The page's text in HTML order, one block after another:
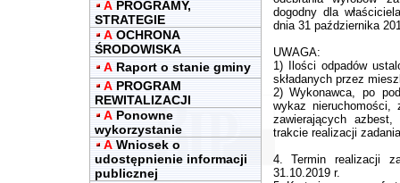
A PROGRAMY,
STRATEGIE
A OCHRONA
ŚRODOWISKA
A Raport o stanie gminy
A PROGRAM
REWITALIZACJI
A Ponowne
wykorzystanie
A Wniosek o
udostępnienie informacji
publicznej
dogodny dla
dnia 31 października
UWAGA:
1) Ilości odpadów
składanych przez
2) Wykonawca, po
wykaz nieruchomości,
zawierających
trakcie realizacji
4. Termin realizacji
31.10.2019 r.